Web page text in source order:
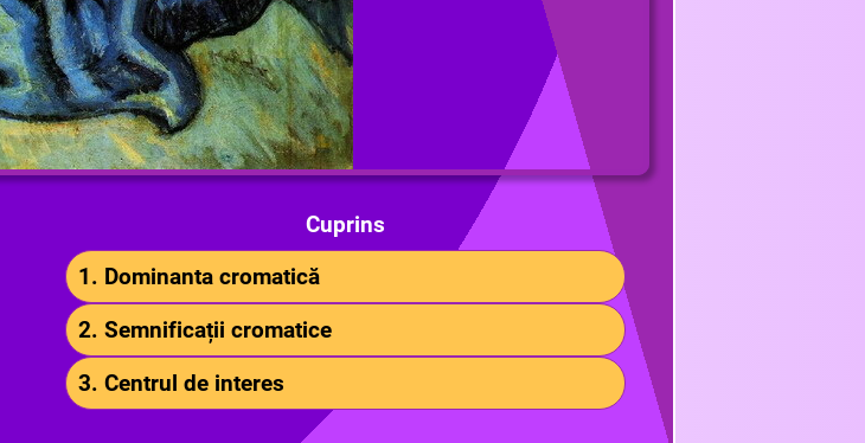
Cuprins
1. Dominanta cromatică
2. Semnificații cromatice
3. Centrul de interes